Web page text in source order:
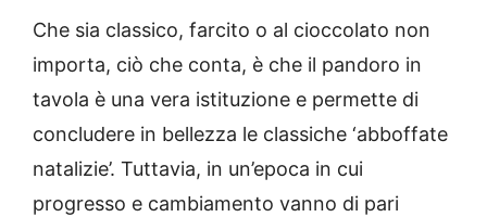
Che sia classico, farcito o al cioccolato non
importa, ciò che conta, è che il pandoro in
tavola è una vera istituzione e permette di
concludere in bellezza le classiche ‘abboffate
natalizie’. Tuttavia, in un’epoca in cui
progresso e cambiamento vanno di pari